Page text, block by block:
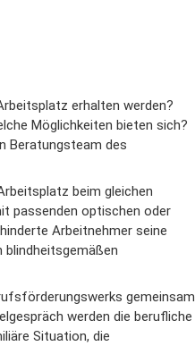
erhalten werden?
Möglichkeiten bieten sich?
Beratungsteam des
beim gleichen
passenden optischen oder
Arbeitnehmer seine
gemeinsam
werden die berufliche
Situation, die